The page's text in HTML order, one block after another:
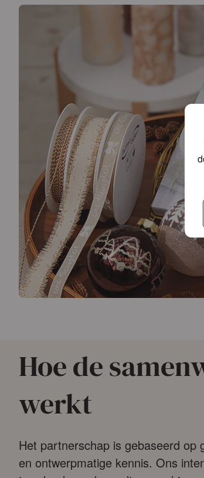
Hoe de
werkt
Het partnerschap is gebaseerd op
en ontwerpmatige kennis. Ons